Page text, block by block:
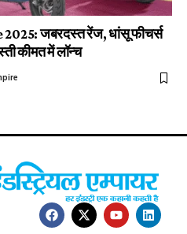
2025: जबरदस्त रेंज, धांसू फीचर्स
कीमत में लॉन्च